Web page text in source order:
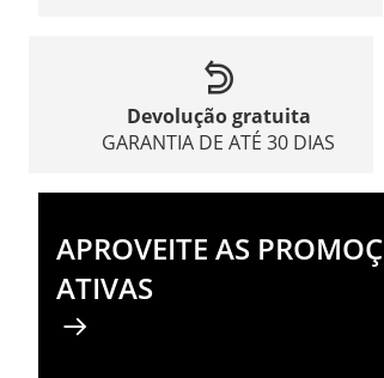
Devolução gratuita
GARANTIA DE ATÉ 30 DIAS
APROVEITE AS
ATIVAS